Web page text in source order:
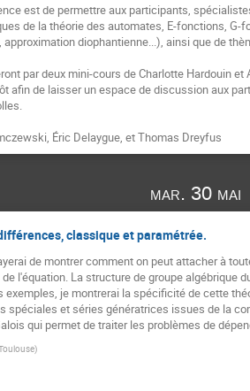
est de permettre aux participants,
de la théorie des automates, E-fonctions,
diophantienne...), ainsi que de
par deux mini-cours de Charlotte Hardouin
afin de laisser un espace de discussion aux
Éric Delaygue, et Thomas Dreyfus
mar. 30 mai
classique et paramétrée.
de montrer comment on peut attacher à
l'équation. La structure de groupe algébrique
je montrerai la spécificité de cette
et séries génératrices issues de la
qui permet de traiter les problèmes de
)